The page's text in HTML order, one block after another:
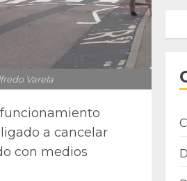
Varela
a cancelar
con medios